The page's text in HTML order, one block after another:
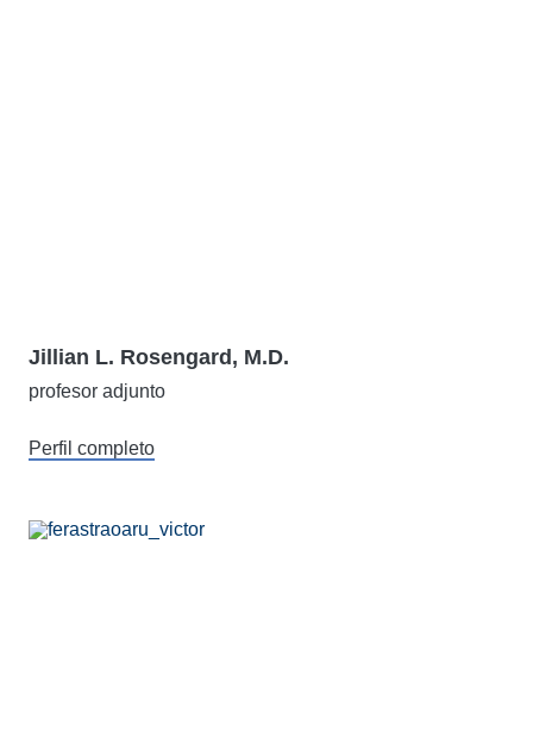
Jillian L. Rosengard, M.D.
profesor adjunto
Perfil completo